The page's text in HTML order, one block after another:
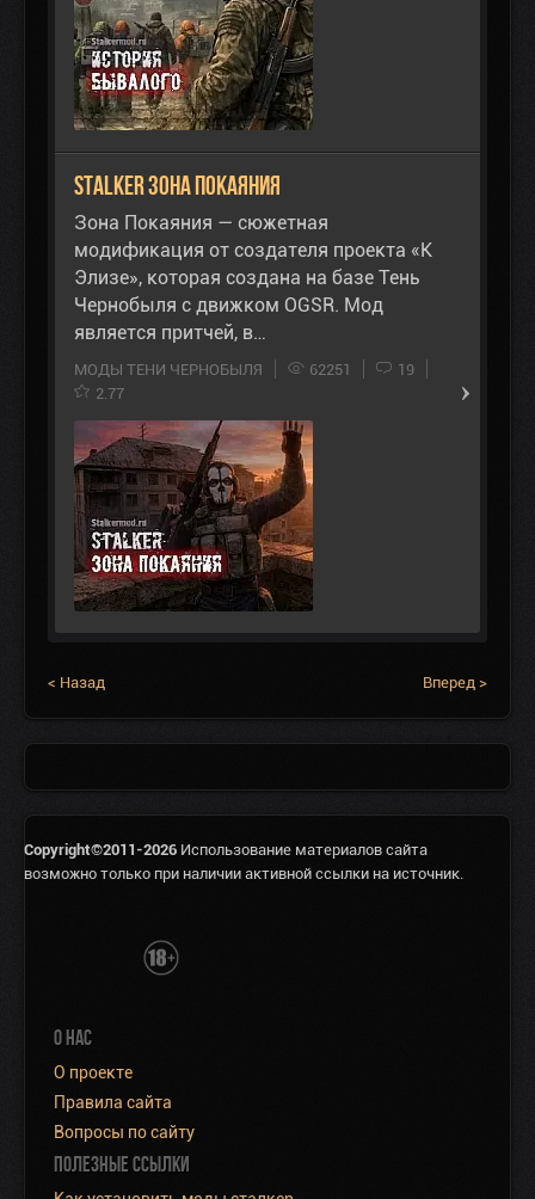
STALKER Зона Покаяния
Зона Покаяния — сюжетная
модификация от создателя проекта «К
Элизе», которая создана на базе Тень
Чернобыля с движком OGSR. Мод
является притчей, в…
МОДЫ ТЕНИ ЧЕРНОБЫЛЯ 62251
19
2.77
< Назад Вперед >
Copyright©2011-2026 Использование материалов сайта
возможно только при наличии активной ссылки на источник.
О НАС
О проекте
Правила сайта
Вопросы по сайту
ПОЛЕЗНЫЕ ССЫЛКИ